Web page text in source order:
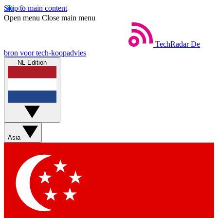
Skip to main content
Open menu Close main menu
TechRadar De
bron voor tech-koopadvies
NL Edition
Asia